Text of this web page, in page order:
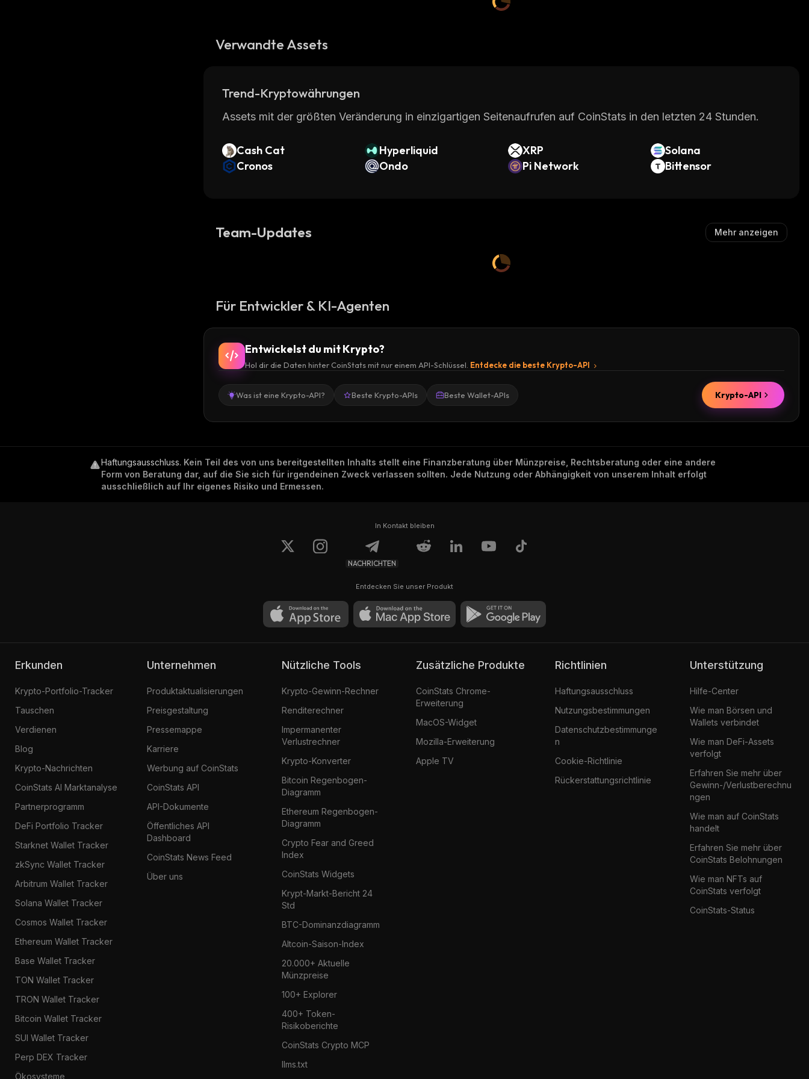
Verwandte Assets
Trend-Kryptowährungen
Assets mit der größten Veränderung in einzigartigen Seitenaufrufen auf CoinStats in den letzten 24 Stunden.
Cash Cat Hyperliquid XRP
Solana
Cronos
Ondo Pi Network Bittensor
Team-Updates Mehr anzeigen
Für Entwickler & KI-Agenten
Entwickelst du mit Krypto?
Hol dir die Daten hinter CoinStats mit nur einem API-Schlüssel. Entdecke die beste Krypto-API
Was ist eine Krypto-API? Beste Krypto-APIs Beste Wallet-APIs Krypto-API
Haftungsausschluss. Kein Teil des von uns bereitgestellten Inhalts stellt eine Finanzberatung über Münzpreise, Rechtsberatung oder eine andere
Form von Beratung dar, auf die Sie sich für irgendeinen Zweck verlassen sollten. Jede Nutzung oder Abhängigkeit von unserem Inhalt erfolgt
ausschließlich auf Ihr eigenes Risiko und Ermessen.
In Kontakt bleiben
NACHRICHTEN
Entdecken Sie unser Produkt
Erkunden
Krypto-Portfolio-Tracker
Tauschen
Verdienen
Blog
Krypto-Nachrichten
CoinStats AI Marktanalyse
Partnerprogramm
DeFi Portfolio Tracker
Starknet Wallet Tracker
zkSync Wallet Tracker
Arbitrum Wallet Tracker
Solana Wallet Tracker
Cosmos Wallet Tracker
Ethereum Wallet Tracker
Base Wallet Tracker
TON Wallet Tracker
TRON Wallet Tracker
Bitcoin Wallet Tracker
SUI Wallet Tracker
Perp DEX Tracker
Ökosysteme
Unternehmen
Produktaktualisierungen
Preisgestaltung
Pressemappe
Karriere
Werbung auf CoinStats
CoinStats API
API-Dokumente
Öffentliches API
Dashboard
CoinStats News Feed
Über uns
Nützliche Tools
Krypto-Gewinn-Rechner
Renditerechner
Impermanenter
Verlustrechner
Krypto-Konverter
Bitcoin Regenbogen-
Diagramm
Ethereum Regenbogen-
Diagramm
Crypto Fear and Greed
Index
CoinStats Widgets
Krypt-Markt-Bericht 24
Std
BTC-Dominanzdiagramm
Altcoin-Saison-Index
20.000+ Aktuelle
Münzpreise
100+ Explorer
400+ Token-
Risikoberichte
CoinStats Crypto MCP
llms.txt
Zusätzliche Produkte
CoinStats Chrome-
Erweiterung
MacOS-Widget
Mozilla-Erweiterung
Apple TV
Richtlinien
Haftungsausschluss
Nutzungsbestimmungen
Datenschutzbestimmunge
n
Cookie-Richtlinie
Rückerstattungsrichtlinie
Unterstützung
Hilfe-Center
Wie man Börsen und
Wallets verbindet
Wie man DeFi-Assets
verfolgt
Erfahren Sie mehr über
Gewinn-/Verlustberechnu
ngen
Wie man auf CoinStats
handelt
Erfahren Sie mehr über
CoinStats Belohnungen
Wie man NFTs auf
CoinStats verfolgt
CoinStats-Status